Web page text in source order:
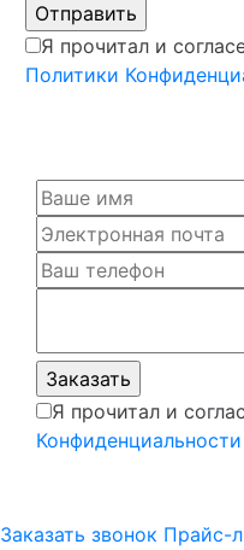
Я прочитал и
Политики
Я прочитал и
Конфиденциальности
Заказать звонок Прайс-